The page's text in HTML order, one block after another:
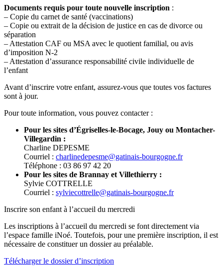
Documents requis pour toute nouvelle inscription :
– Copie du carnet de santé (vaccinations)
– Copie ou extrait de la décision de justice en cas de divorce ou
séparation
– Attestation CAF ou MSA avec le quotient familial, ou avis
d’imposition N-2
– Attestation d’assurance responsabilité civile individuelle de
l’enfant
Avant d’inscrire votre enfant, assurez-vous que toutes vos factures
sont à jour.
Pour toute information, vous pouvez contacter :
Pour les sites d’Égriselles-le-Bocage, Jouy ou Montacher-
Villegardin :
Charline DEPESME
Courriel : charlinedepesme@gatinais-bourgogne.fr
Téléphone : 03 86 97 42 20
Pour les sites de Brannay et Villethierry :
Sylvie COTTRELLE
Courriel : sylviecottrelle@gatinais-bourgogne.fr
Inscrire son enfant à l’accueil du mercredi
Les inscriptions à l’accueil du mercredi se font directement via
l’espace famille iNoé. Toutefois, pour une première inscription, il est
nécessaire de constituer un dossier au préalable.
Télécharger le dossier d’inscription